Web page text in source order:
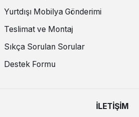
Yurtdışı Mobilya Gönderimi
Teslimat ve Montaj
Sıkça Sorulan Sorular
Destek Formu
İLETİŞİM